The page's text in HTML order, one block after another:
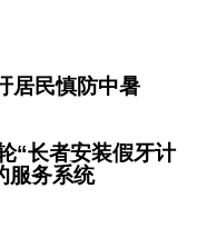
居民慎防中暑
“长者安装假牙计
服务系统